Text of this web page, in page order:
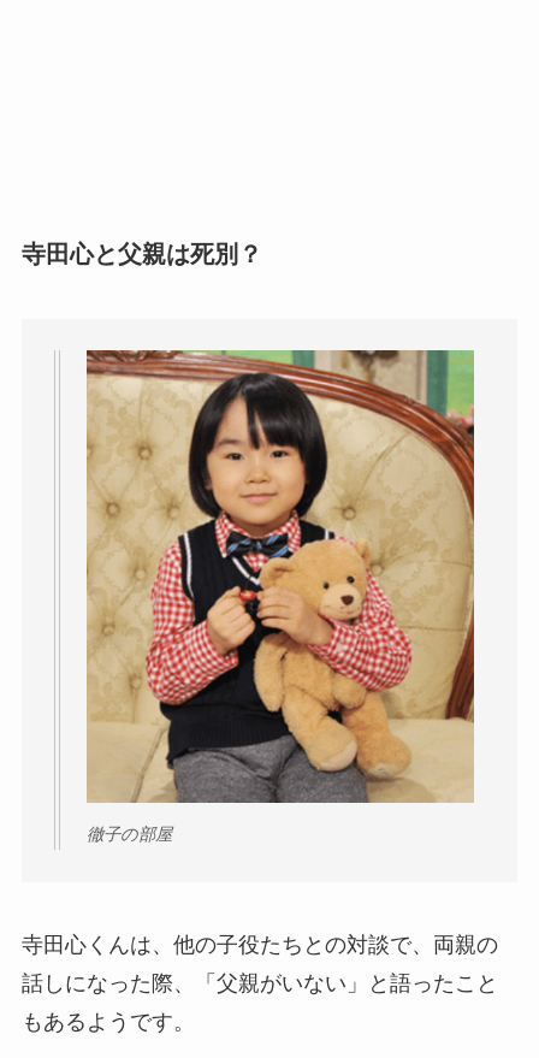
寺田心と父親は死別？
徹子の部屋
寺田心くんは、他の子役たちとの対談で、両親の
話しになった際、「父親がいない」と語ったこと
もあるようです。